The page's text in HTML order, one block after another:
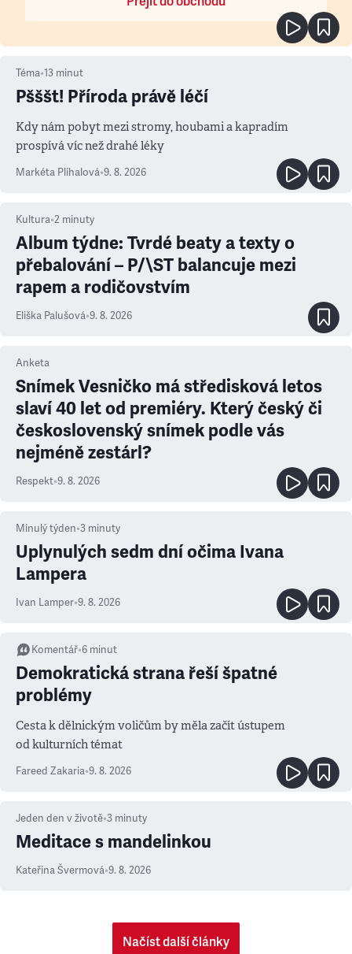
Téma•13 minut
Pšššt! Příroda právě léčí
Kdy nám pobyt mezi stromy, houbami a kapradím
prospívá víc než drahé léky
Markéta Plíhalová•9. 8. 2026
Kultura•2 minuty
Album týdne: Tvrdé beaty a texty o
přebalování – P/\ST balancuje mezi
rapem a rodičovstvím
Eliška Palušová•9. 8. 2026
Anketa
Snímek Vesničko má středisková letos
slaví 40 let od premiéry. Který český či
československý snímek podle vás
nejméně zestárl?
Respekt•9. 8. 2026
Minulý týden•3 minuty
Uplynulých sedm dní očima Ivana
Lampera
Ivan Lamper•9. 8. 2026
Komentář•6 minut
Demokratická strana řeší špatné
problémy
Cesta k dělnickým voličům by měla začít ústupem
od kulturních témat
Fareed Zakaria•9. 8. 2026
Jeden den v životě•3 minuty
Meditace s mandelinkou
Kateřina Švermová•9. 8. 2026
Načíst další články